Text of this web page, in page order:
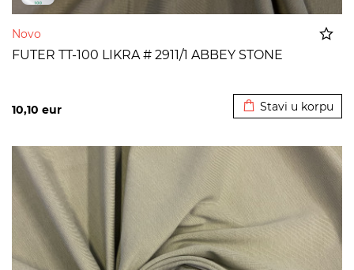
Novo
FUTER TT-100 LIKRA # 2911/1 ABBEY STONE
10,10 eur Stavi u korpu